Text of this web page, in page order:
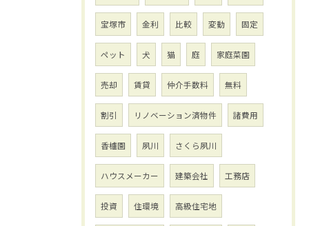
宝塚市 金利 比較 変動 固定
ペット 犬 猫 庭 家庭菜園
売却 賃貸 仲介手数料 無料
割引 リノベーション済物件 諸費用
香櫨園 夙川 さくら夙川
ハウスメーカー 建築会社 工務店
投資 住環境 高級住宅地